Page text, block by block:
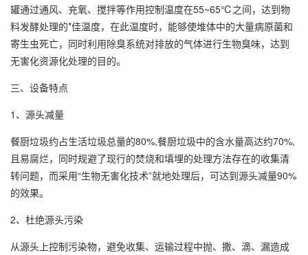
罐通过通风、充氧、搅拌等作用控制温度在55~65℃之间，达到物
料发酵处理的*佳温度，在此温度时，能够使堆体中的大量病原菌和
寄生虫死亡，同时利用除臭系统对排放的气体进行生物臭味，达到
无害化资源化处理的目的。
三、设备特点
1、源头减量
餐厨垃圾约占生活垃圾总量的80%,餐厨垃圾中的含水量高达约70%,
且易腐烂，同时规避了现行的焚烧和填埋的处理方法存在的收集清
转问题，而采用“生物无害化技术”就地处理后，可达到源头减量90%
的效果。
2、杜绝源头污染
从源头上控制污染物，避免收集、运输过程中抛、撒、滴、漏造成